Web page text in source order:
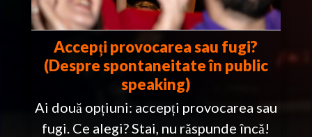
Accepți provocarea sau fugi?
(Despre spontaneitate în public
speaking)
Ai două opțiuni: accepți provocarea sau
fugi. Ce alegi? Stai, nu răspunde încă!